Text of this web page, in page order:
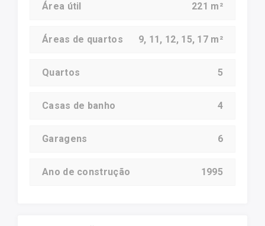
Área útil 221 m²
Áreas de quartos 9, 11, 12, 15, 17 m²
Quartos 5
Casas de banho 4
Garagens 6
Ano de construção 1995